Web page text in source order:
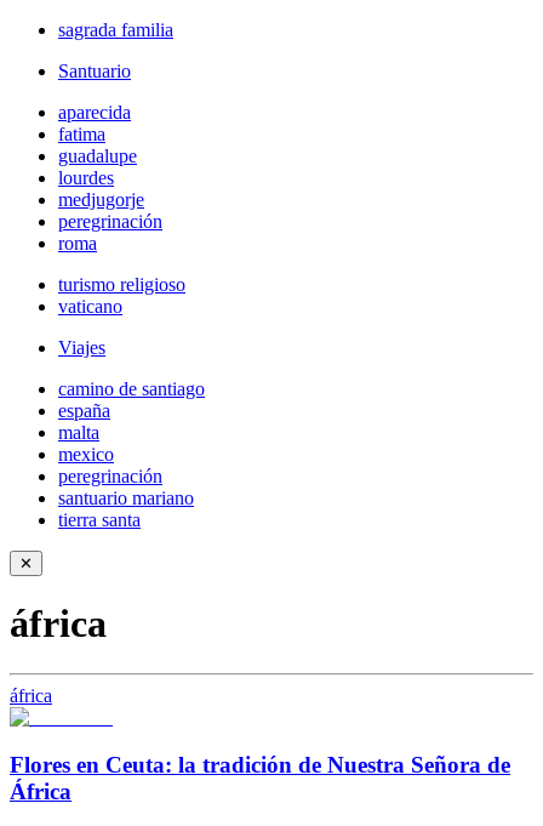
sagrada familia
Santuario
aparecida
fatima
guadalupe
lourdes
medjugorje
peregrinación
roma
turismo religioso
vaticano
Viajes
camino de santiago
españa
malta
mexico
peregrinación
santuario mariano
tierra santa
✕
áfrica
áfrica
Flores en Ceuta: la tradición de Nuestra Señora de
África